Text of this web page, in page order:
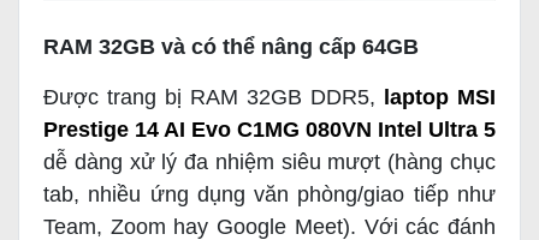
RAM 32GB và có thể nâng cấp 64GB
Được trang bị RAM 32GB DDR5, laptop MSI
Prestige 14 AI Evo C1MG 080VN Intel Ultra 5
dễ dàng xử lý đa nhiệm siêu mượt (hàng chục
tab, nhiều ứng dụng văn phòng/giao tiếp như
Team, Zoom hay Google Meet). Với các đánh